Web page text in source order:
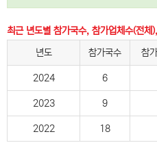
최근 년도별 참가국수, 참가업체수(전체
년도
참가국수 참
2024 6
2023 9
2022 18